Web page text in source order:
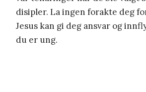
disipler. La ingen forakte deg
Jesus kan gi deg ansvar og
du er ung.